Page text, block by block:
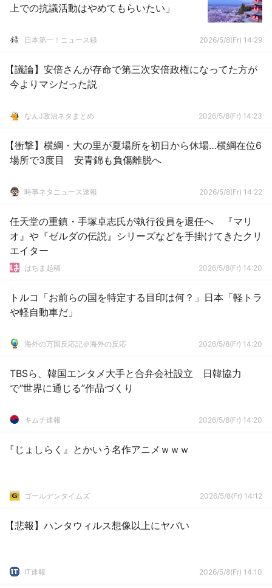
上での抗議活動はやめてもらいたい」
日本第一！ニュース録 2026/5/8(Fr) 14:29
【議論】安倍さんが存命で第三次安倍政権になってた方が
今よりマシだった説
なんJ政治ネタまとめ 2026/5/8(Fr) 14:23
【衝撃】横綱・大の里が夏場所を初日から休場…横綱在位6
場所で3度目 安青錦も負傷離脱へ
時事ネタニュース速報 2026/5/8(Fr) 14:22
任天堂の重鎮・手塚卓志氏が執行役員を退任へ 『マリ
オ』や『ゼルダの伝説』シリーズなどを手掛けてきたクリ
エイター
はちま起稿 2026/5/8(Fr) 14:20
トルコ「お前らの国を特定する目印は何？」日本「軽トラ
や軽自動車だ」
海外の万国反応記＠海外の反応 2026/5/8(Fr) 14:20
TBSら、韓国エンタメ大手と合弁会社設立 日韓協力
で“世界に通じる”作品づくり
キムチ速報 2026/5/8(Fr) 14:20
『じょしらく』とかいう名作アニメｗｗｗ
ゴールデンタイムズ 2026/5/8(Fr) 14:12
【悲報】ハンタウィルス想像以上にヤバい
IT速報 2026/5/8(Fr) 14:10